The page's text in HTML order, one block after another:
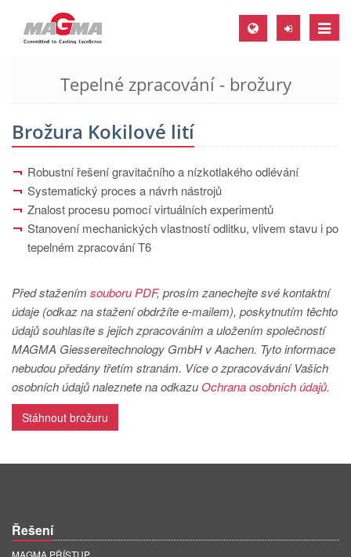
Toggle
MAGMA Europe, Germany
EN
MAGMA North-America, USA
EN
ES
EN
MAGMA South-America, Brazil
PT
ES
MAGMA Türkiye
EN
TR
ZH
Tepelné zpracování - brožury
Brožura Kokilové lití
Robustní řešení gravitačního a nízkotlakého odlévání
Systematický proces a návrh nástrojů
Znalost procesu pomocí virtuálních experimentů
Stanovení mechanických vlastností odlitku, vlivem stavu i po
tepelném zpracování T6
Před stažením souboru PDF, prosím zanechejte své kontaktní
údaje (odkaz na stažení obdržíte e-mailem), poskytnutím těchto
údajů souhlasíte s jejich zpracováním a uložením společností
MAGMA Giessereitechnology GmbH v Aachen. Tyto informace
nebudou předány třetím stranám. Více o zpracovávání Vašich
osobních údajů naleznete na odkazu Ochrana osobních údajů.
Stáhnout brožuru
Řešení
MAGMA PŘÍSTUP